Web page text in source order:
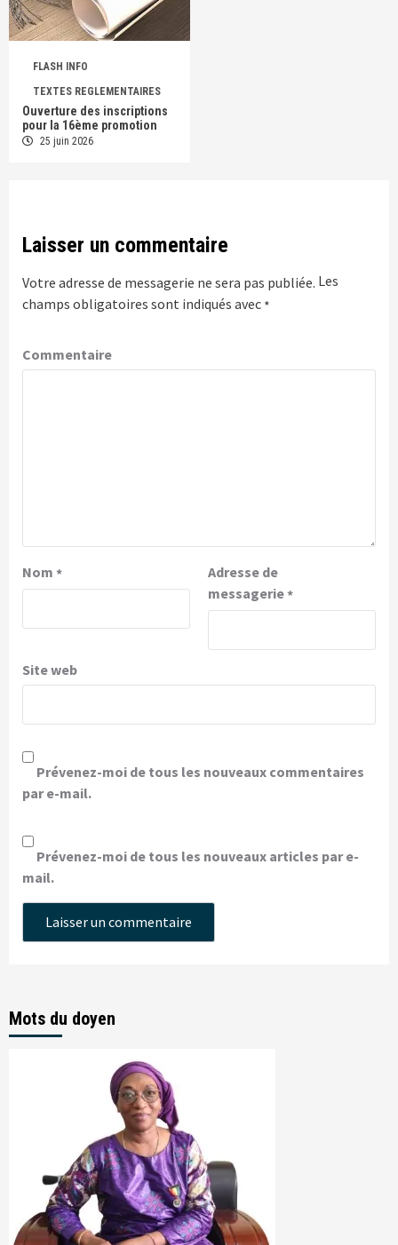
FLASH INFO
TEXTES REGLEMENTAIRES
Ouverture des inscriptions
pour la 16ème promotion
25 juin 2026
Laisser un commentaire
Votre adresse de messagerie ne sera pas publiée. Les
champs obligatoires sont indiqués avec *
Commentaire
Nom *
Adresse de
messagerie*
Site web
Prévenez-moi de tous les nouveaux commentaires
par e-mail.
Prévenez-moi de tous les nouveaux articles par e-
mail.
Mots du doyen